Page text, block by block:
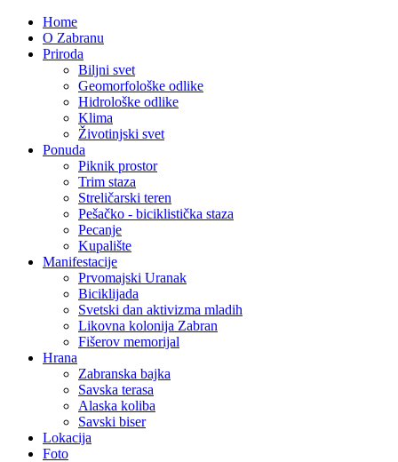
Home
O Zabranu
Priroda
Biljni svet
Geomorfološke odlike
Hidrološke odlike
Klima
Životinjski svet
Ponuda
Piknik prostor
Trim staza
Streličarski teren
Pešačko - biciklistička staza
Pecanje
Kupalište
Manifestacije
Prvomajski Uranak
Biciklijada
Svetski dan aktivizma mladih
Likovna kolonija Zabran
Fišerov memorijal
Hrana
Zabranska bajka
Savska terasa
Alaska koliba
Savski biser
Lokacija
Foto